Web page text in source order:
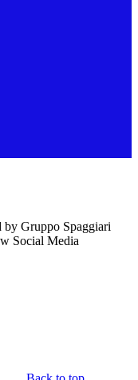
by Gruppo Spaggiari
Social Media